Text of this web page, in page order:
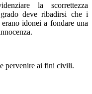
la scorrettezza
deve ribadirsi che i
idonei a fondare una
pervenire ai fini civili.